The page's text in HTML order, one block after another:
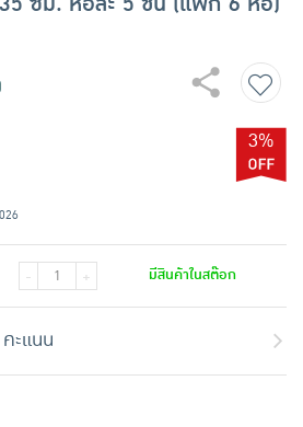
3%
- + มีสินค้าในสต๊อก
ะแนน